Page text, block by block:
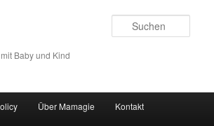
Baby und Kind
Inhalt wechseln
Über Mamagie Kontakt